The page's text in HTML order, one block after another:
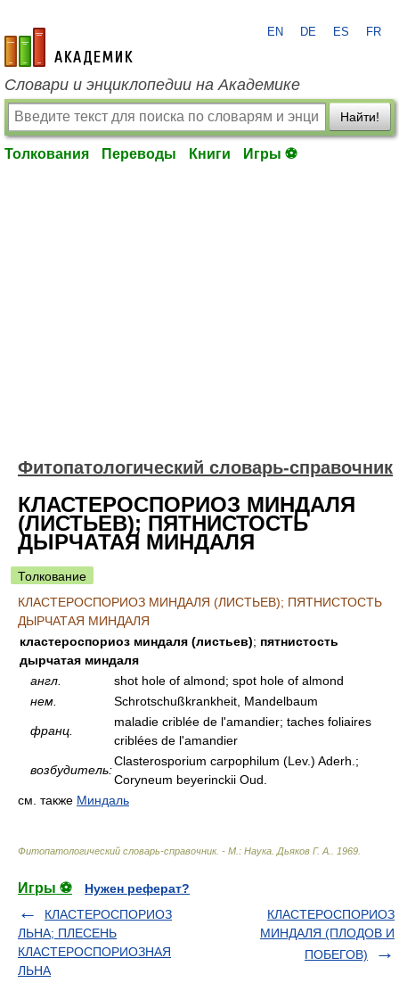
academic.ru
EN DE ES FR
Словари и энциклопедии на Академике
Найти!
Толкования Переводы Книги Игры ⚽
Фитопатологический словарь-справочник
КЛАСТЕРОСПОРИОЗ МИНДАЛЯ
(ЛИСТЬЕВ); ПЯТНИСТОСТЬ
ДЫРЧАТАЯ МИНДАЛЯ
Толкование
КЛАСТЕРОСПОРИОЗ МИНДАЛЯ (ЛИСТЬЕВ); ПЯТНИСТОСТЬ
ДЫРЧАТАЯ МИНДАЛЯ
кластероспориоз миндаля (листьев); пятнистость
дырчатая миндаля
англ.
shot hole of almond; spot hole of almond
нем.
Schrotschußkrankheit, Mandelbaum
франц.
maladie criblée de l'amandier; taches foliaires
criblées de l'amandier
возбудитель:
Clasterosporium carpophilum (Lev.) Aderh.;
Coryneum beyerinckii Oud.
см. также Миндаль
Фитопатологический словарь-справочник. - М.: Наука Дьяков Г. А. 1969
Игры ⚽
Нужен реферат?
КЛАСТЕРОСПОРИОЗ
ЛЬНА; ПЛЕСЕНЬ
КЛАСТЕРОСПОРИОЗНАЯ
ЛЬНА
КЛАСТЕРОСПОРИОЗ
МИНДАЛЯ (ПЛОДОВ И
ПОБЕГОВ)